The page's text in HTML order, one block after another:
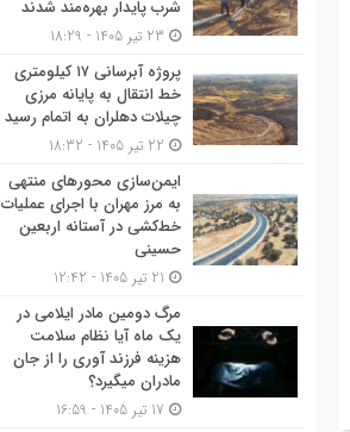
شرب پایدار بهره‌مند شدند
پروژه آبرسانی ۱۷ کیلومتری
خط انتقال به پایانه مرزی
چیلات دهلران به اتمام رسید
ایمن‌سازی محورهای منتهی
به مرز مهران با اجرای عملیات
خط‌کشی در آستانه اربعین
حسینی
مرگ دومین مادر ایلامی در
یک ماه آیا نظام سلامت
هزینه فرزند آوری را از جان
مادران میگیرد؟